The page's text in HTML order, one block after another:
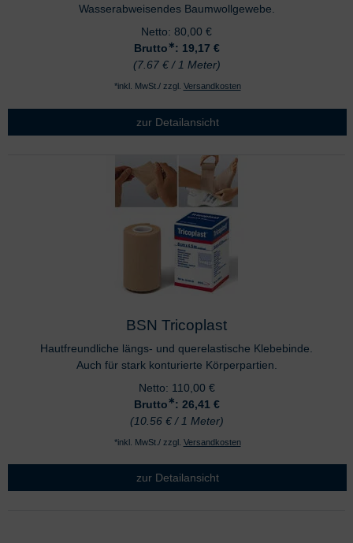
Wasserabweisendes Baumwollgewebe.
Netto: 80,00 €
Brutto∗: 19,17 €
(7.67 € / 1 Meter)
*inkl. MwSt./ zzgl. Versandkosten
zur Detailansicht
BSN Tricoplast
Hautfreundliche längs- und querelastische Klebebinde.
Auch für stark konturierte Körperpartien.
Netto: 110,00 €
Brutto∗: 26,41 €
(10.56 € / 1 Meter)
*inkl. MwSt./ zzgl. Versandkosten
zur Detailansicht